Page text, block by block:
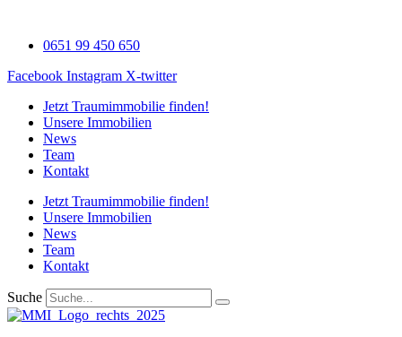
wechseln0651 99 450 650
Facebook Instagram X-twitter
Jetzt Traumimmobilie finden!​
Unsere Immobilien
News
Team
Kontakt
Jetzt Traumimmobilie finden!​
Unsere Immobilien
News
Team
Kontakt
Suche